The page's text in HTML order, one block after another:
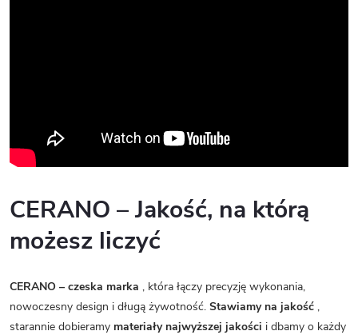
CERANO – Jakość, na którą
możesz liczyć
CERANO – czeska marka , która łączy precyzję wykonania,
nowoczesny design i długą żywotność. Stawiamy na jakość ,
starannie dobieramy materiały najwyższej jakości i dbamy o każdy